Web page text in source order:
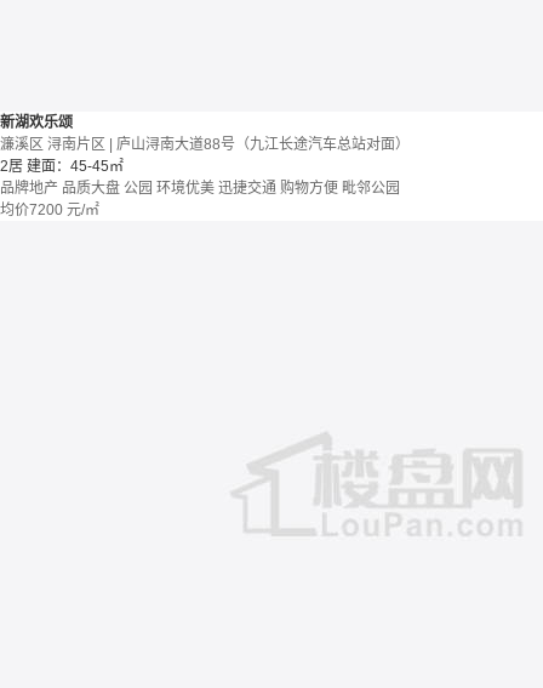
新湖欢乐颂
濂溪区 浔南片区 | 庐山浔南大道88号（九江长途汽车总站对面）
2居 建面：45-45㎡
品牌地产 品质大盘 公园 环境优美 迅捷交通 购物方便 毗邻公园
均价7200 元/㎡